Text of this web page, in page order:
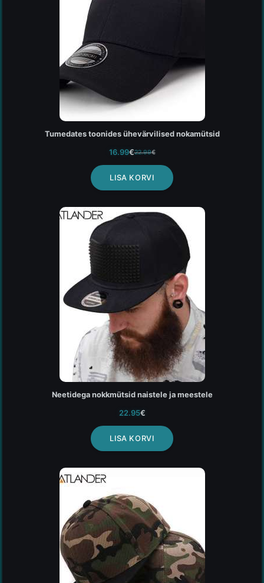
Tumedates toonides ühevärvilised nokamütsid
22.99€
16.99€
LISA KORVI
Neetidega nokkmütsid naistele ja meestele
22.95€
LISA KORVI